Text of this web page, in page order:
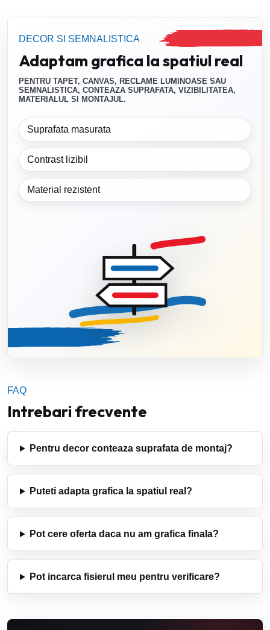
DECOR SI SEMNALISTICA
Adaptam grafica la spatiul real
PENTRU TAPET, CANVAS, RECLAME LUMINOASE SAU
SEMNALISTICA, CONTEAZA SUPRAFATA, VIZIBILITATEA,
MATERIALUL SI MONTAJUL.
Suprafata masurata
Contrast lizibil
Material rezistent
FAQ
Intrebari frecvente
Pentru decor conteaza suprafata de montaj?
Puteti adapta grafica la spatiul real?
Pot cere oferta daca nu am grafica finala?
Pot incarca fisierul meu pentru verificare?